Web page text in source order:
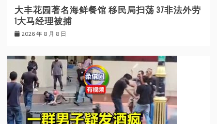
大丰花园著名海鲜餐馆 移民局扫荡 37非法外劳
1大马经理被捕
2026 年 8 月 8 日